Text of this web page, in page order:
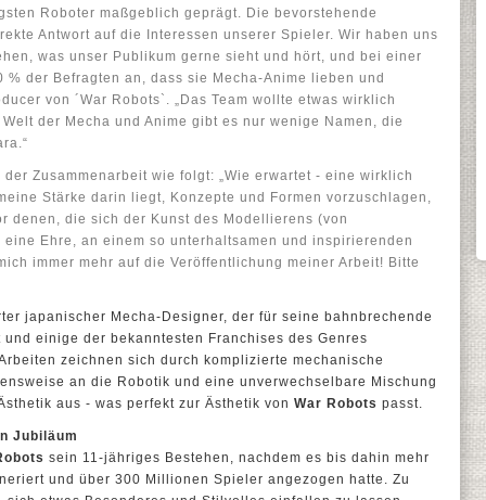
Roboter maßgeblich geprägt. Die bevorstehende
Antwort auf die Interessen unserer Spieler. Wir haben uns
was unser Publikum gerne sieht und hört, und bei einer
der Befragten an, dass sie Mecha-Anime lieben und
von ´War Robots`. „Das Team wollte etwas wirklich
der Mecha und Anime gibt es nur wenige Namen, die
Zusammenarbeit wie folgt: „Wie erwartet - eine wirklich
Stärke darin liegt, Konzepte und Formen vorzuschlagen,
denen, die sich der Kunst des Modellierens (von
Ehre, an einem so unterhaltsamen und inspirierenden
immer mehr auf die Veröffentlichung meiner Arbeit! Bitte
japanischer Mecha-Designer, der für seine bahnbrechende
einige der bekanntesten Franchises des Genres
zeichnen sich durch komplizierte mechanische
an die Robotik und eine unverwechselbare Mischung
aus - was perfekt zur Ästhetik von War Robots passt.
Jubiläum
sein 11-jähriges Bestehen, nachdem es bis dahin mehr
und über 300 Millionen Spieler angezogen hatte. Zu